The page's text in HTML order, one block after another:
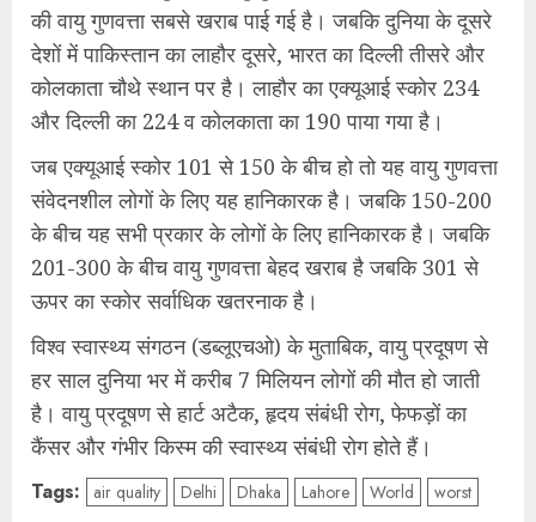
की वायु गुणवत्ता सबसे खराब पाई गई है। जबकि दुनिया के दूसरे
देशों में पाकिस्तान का लाहौर दूसरे, भारत का दिल्ली तीसरे और
कोलकाता चौथे स्थान पर है। लाहौर का एक्यूआई स्कोर 234
और दिल्ली का 224 व कोलकाता का 190 पाया गया है।
जब एक्यूआई स्कोर 101 से 150 के बीच हो तो यह वायु गुणवत्ता
संवेदनशील लोगों के लिए यह हानिकारक है। जबकि 150-200
के बीच यह सभी प्रकार के लोगों के लिए हानिकारक है। जबकि
201-300 के बीच वायु गुणवत्ता बेहद खराब है जबकि 301 से
ऊपर का स्कोर सर्वाधिक खतरनाक है।
विश्व स्वास्थ्य संगठन (डब्लूएचओ) के मुताबिक, वायु प्रदूषण से
हर साल दुनिया भर में करीब 7 मिलियन लोगों की मौत हो जाती
है। वायु प्रदूषण से हार्ट अटैक, हृदय संबंधी रोग, फेफड़ों का
कैंसर और गंभीर किस्म की स्वास्थ्य संबंधी रोग होते हैं।
Tags: air quality Delhi Dhaka Lahore World worst